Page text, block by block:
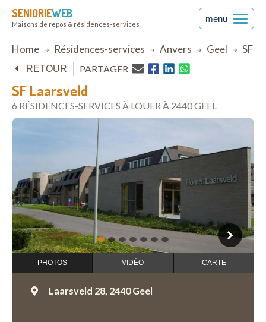
SENIORIEWEB
Maisons de repos & résidences-services
menu
Breadcrumb
Home Résidences-services Anvers Geel SF
SF Laarsveld
6 RÉSIDENCES-SERVICES À LOUER À 2440 GEEL
RETOUR PARTAGER
1 2 3 4 5 6 7
ouvrir dans Google Maps
PHOTOS VIDÉO CARTE
Laarsveld 28, 2440 Geel